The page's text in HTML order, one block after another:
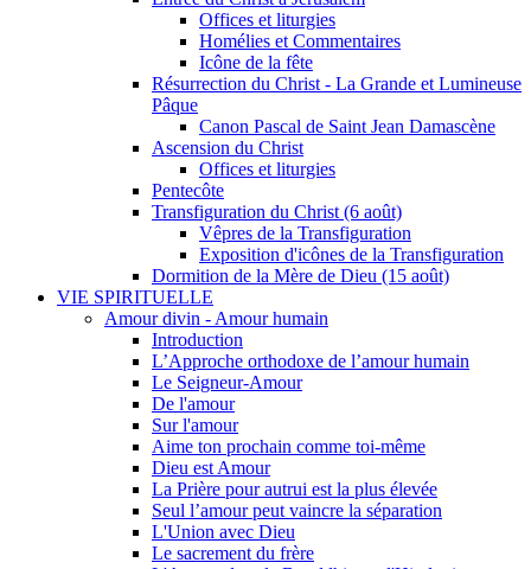
Offices et liturgies
Homélies et Commentaires
Icône de la fête
Résurrection du Christ - La Grande et Lumineuse
Pâque
Canon Pascal de Saint Jean Damascène
Ascension du Christ
Offices et liturgies
Pentecôte
Transfiguration du Christ (6 août)
Vêpres de la Transfiguration
Exposition d'icônes de la Transfiguration
Dormition de la Mère de Dieu (15 août)
VIE SPIRITUELLE
Amour divin - Amour humain
Introduction
L’Approche orthodoxe de l’amour humain
Le Seigneur-Amour
De l'amour
Sur l'amour
Aime ton prochain comme toi-même
Dieu est Amour
La Prière pour autrui est la plus élevée
Seul l’amour peut vaincre la séparation
L'Union avec Dieu
Le sacrement du frère